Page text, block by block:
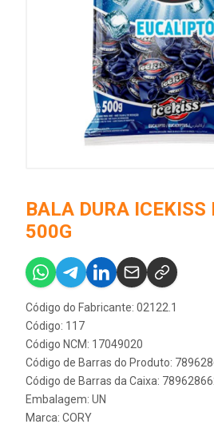
BALA DURA ICEKISS
500G
Código do Fabricante: 02122.1
Código: 117
Código NCM: 17049020
Código de Barras do Produto:
Código de Barras da Caixa:
Embalagem: UN
Marca: CORY